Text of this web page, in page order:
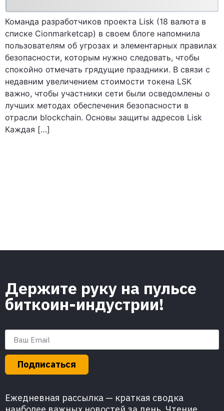
Команда разработчиков проекта Lisk (18 валюта в
списке Сionmarketcap) в своем блоге напомнила
пользователям об угрозах и элементарных правилах
безопасности, которым нужно следовать, чтобы
спокойно отмечать грядущие праздники. В связи с
недавним увеличением стоимости токена LSK
важно, чтобы участники сети были осведомлены о
лучших методах обеспечения безопасности в
отрасли blockchain. Основы защиты адресов Lisk
Каждая […]
Держите руку на пульсе
биткоин-индустрии!
Подписаться
Ежедневная рассылка — краткая сводка